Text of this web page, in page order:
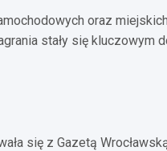
oraz
stały się kluczowym
się z Gazetą